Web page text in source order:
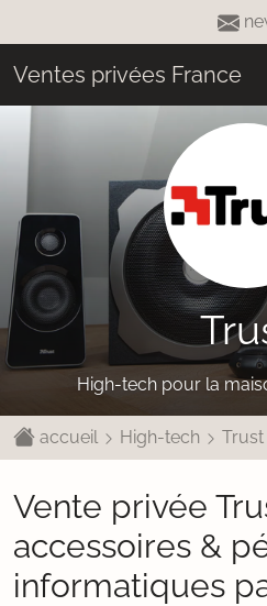
Ventes privées France
High-tech pour la
accueil High-tech Trust
Vente privée
accessoires &
informatiques